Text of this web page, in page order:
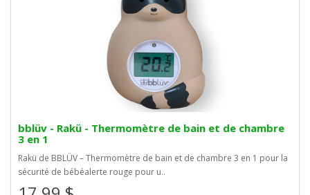
bblüv - Rakü - Thermomètre de bain et de chambre
3 en 1
Rakü de BBLÜV – Thermomètre de bain et de chambre 3 en 1 pour la
sécurité de bébéalerte rouge pour u..